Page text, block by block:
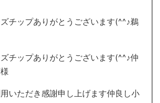
チップありがとうございます(^^♪鵜
チップありがとうございます(^^♪仲
いただき感謝申し上げます仲良し小